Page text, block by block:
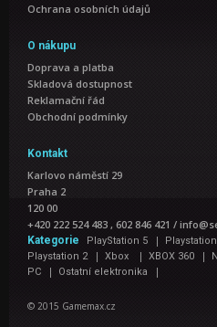
Ochrana osobních údajů
O nákupu
Doprava a platba
Skladová dostupnost
Reklamační řád
Obchodní podmínky
Kontakt
Karlovo náměstí 29
Praha 2
120 00
+420 222 524 483 , 602 846 421 /
Kategorie PlayStation 5 |
Playstation 2 | Xbox | XBOX 360 |
PC | Ostatní elektronika |
© 2015 Gamemax.cz